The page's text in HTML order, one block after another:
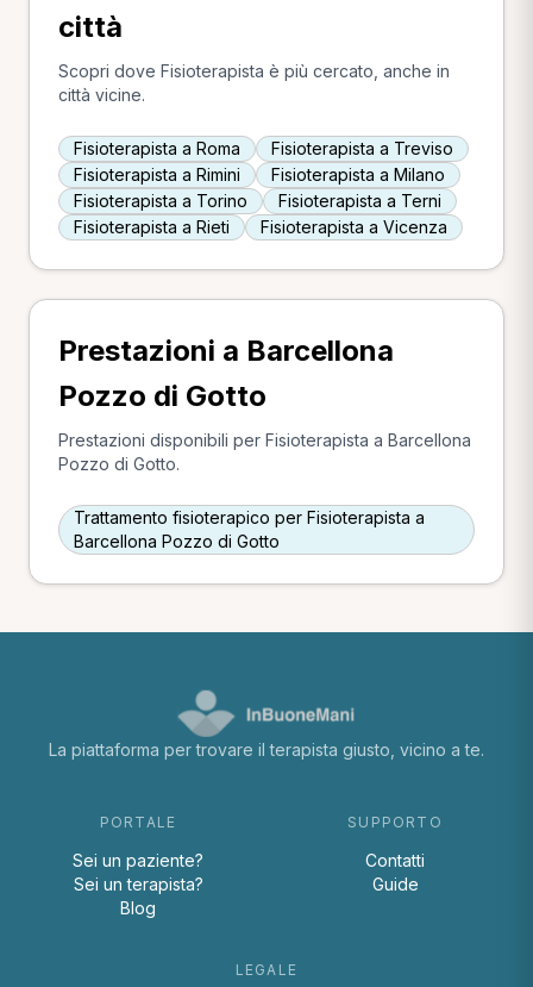
città
Scopri dove Fisioterapista è più cercato, anche in
città vicine.
Fisioterapista a Roma
Fisioterapista a Treviso
Fisioterapista a Rimini
Fisioterapista a Milano
Fisioterapista a Torino
Fisioterapista a Terni
Fisioterapista a Rieti
Fisioterapista a Vicenza
Prestazioni a Barcellona
Pozzo di Gotto
Prestazioni disponibili per Fisioterapista a Barcellona
Pozzo di Gotto.
Trattamento fisioterapico per Fisioterapista a
Barcellona Pozzo di Gotto
La piattaforma per trovare il terapista giusto, vicino a te.
PORTALE
Sei un paziente?
Sei un terapista?
Blog
SUPPORTO
Contatti
Guide
LEGALE